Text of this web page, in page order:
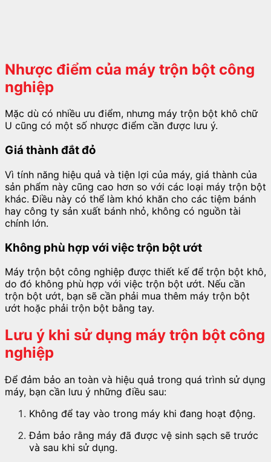
Nhược điểm của máy trộn bột công
nghiệp
Mặc dù có nhiều ưu điểm, nhưng máy trộn bột khô chữ
U cũng có một số nhược điểm cần được lưu ý.
Giá thành đắt đỏ
Vì tính năng hiệu quả và tiện lợi của máy, giá thành của
sản phẩm này cũng cao hơn so với các loại máy trộn bột
khác. Điều này có thể làm khó khăn cho các tiệm bánh
hay công ty sản xuất bánh nhỏ, không có nguồn tài
chính lớn.
Không phù hợp với việc trộn bột ướt
Máy trộn bột công nghiệp được thiết kế để trộn bột khô,
do đó không phù hợp với việc trộn bột ướt. Nếu cần
trộn bột ướt, bạn sẽ cần phải mua thêm máy trộn bột
ướt hoặc phải trộn bột bằng tay.
Lưu ý khi sử dụng máy trộn bột công
nghiệp
Để đảm bảo an toàn và hiệu quả trong quá trình sử dụng
máy, bạn cần lưu ý những điều sau:
Không để tay vào trong máy khi đang hoạt động.
Đảm bảo rằng máy đã được vệ sinh sạch sẽ trước
và sau khi sử dụng.